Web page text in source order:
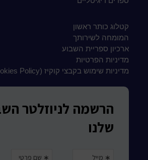
קטלוג כותר ראשון
המומחה לשירותך
ארכיון ספריית השבוע
מדיניות הפרטיות
מדיניות שימוש בקבצי קוקיז (Cookies Policy)